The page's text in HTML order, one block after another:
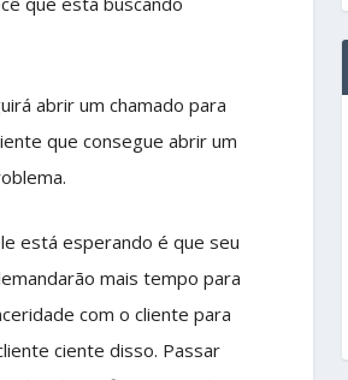
abrir um chamado para
que consegue abrir um
está esperando é que seu
mais tempo para
com o cliente para
ciente disso. Passar